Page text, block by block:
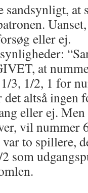
sandsynligt, at
eller ej.
at
3, 1/2, 1 for
altså ingen
eller ej.
vil nummer
to spillere,
som